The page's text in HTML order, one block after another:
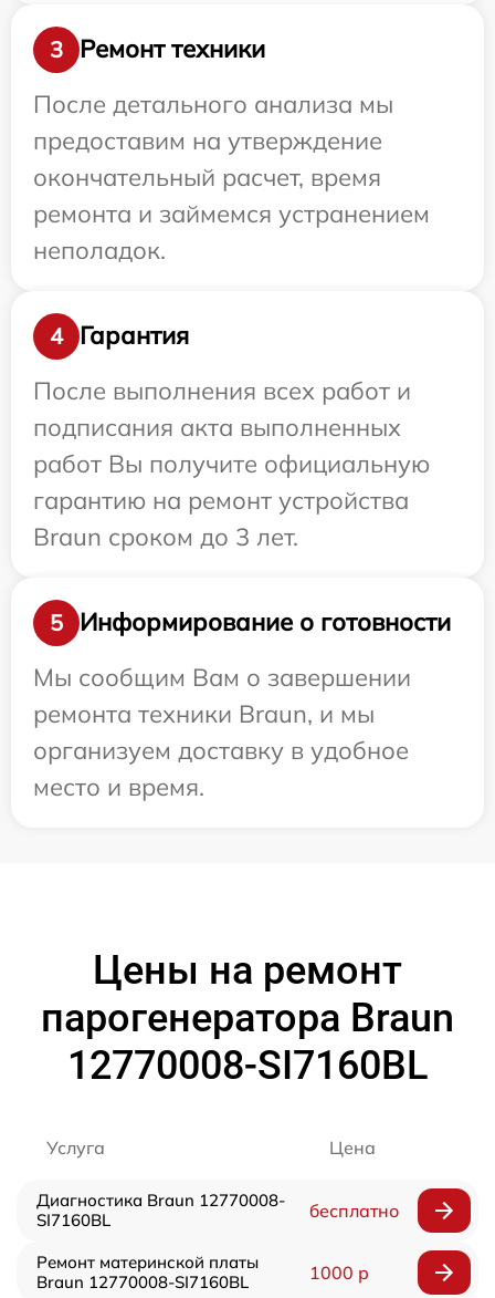
3
Ремонт техники
После детального анализа мы
предоставим на утверждение
окончательный расчет, время
ремонта и займемся устранением
неполадок.
4
Гарантия
После выполнения всех работ и
подписания акта выполненных
работ Вы получите официальную
гарантию на ремонт устройства
Braun сроком до 3 лет.
5
Информирование о готовности
Мы сообщим Вам о завершении
ремонта техники Braun, и мы
организуем доставку в удобное
место и время.
Цены на ремонт
парогенератора Braun
12770008-SI7160BL
Услуга Цена
Диагностика Braun 12770008-
SI7160BL
бесплатно
Ремонт материнской платы
Braun 12770008-SI7160BL
1000 р